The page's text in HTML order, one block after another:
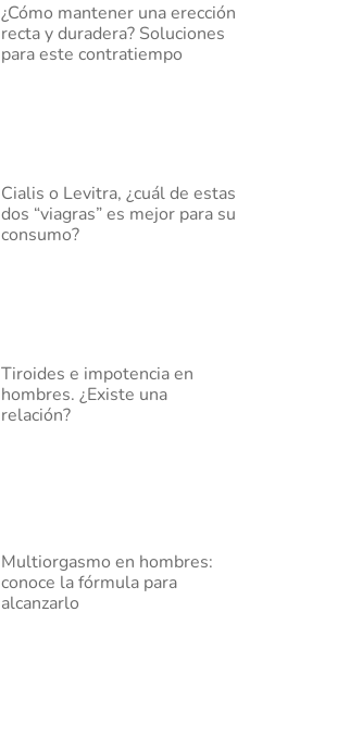
¿Cómo mantener una erección
recta y duradera? Soluciones
para este contratiempo
Cialis o Levitra, ¿cuál de estas
dos “viagras” es mejor para su
consumo?
Tiroides e impotencia en
hombres. ¿Existe una
relación?
Multiorgasmo en hombres:
conoce la fórmula para
alcanzarlo